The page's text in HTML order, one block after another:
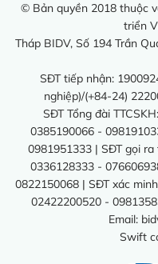
© Bản quyền 2018 thuộc
triển
Tháp BIDV, Số 194 Trần
SĐT tiếp nhận:
nghiệp)/(+84-24)
SĐT Tổng đài
0385190066 -
0981951333 | SĐT gọi
0336128333 -
0822150068 | SĐT xác
02422200520 -
Email:
Swift